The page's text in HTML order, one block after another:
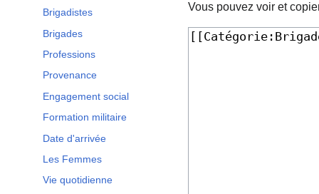
Brigadistes
Brigades
Professions
Provenance
Engagement social
Formation militaire
Date d'arrivée
Les Femmes
Vie quotidienne
Vous pouvez voir et